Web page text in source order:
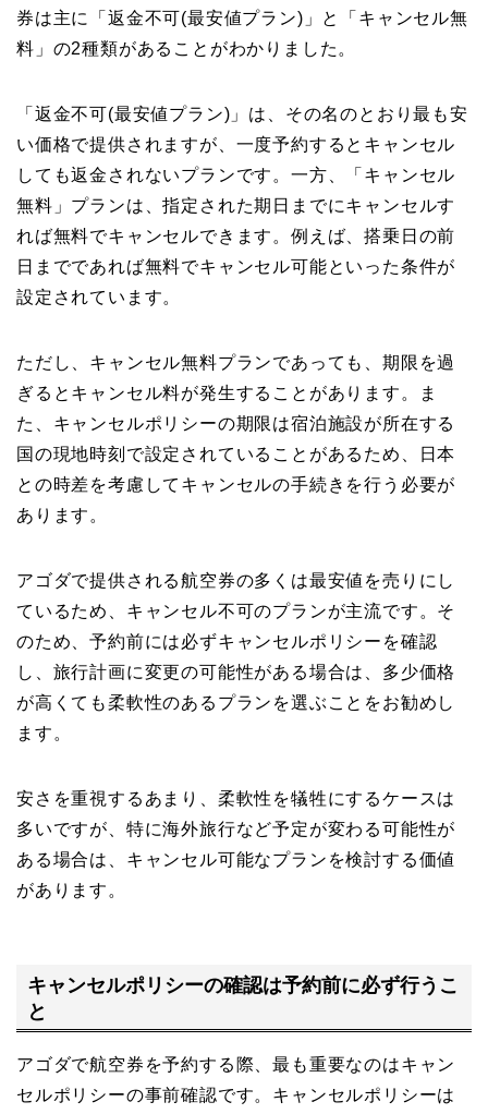
券は主に「返金不可(最安値プラン)」と「キャンセル無
料」の2種類があることがわかりました。
「返金不可(最安値プラン)」は、その名のとおり最も安
い価格で提供されますが、一度予約するとキャンセル
しても返金されないプランです。一方、「キャンセル
無料」プランは、指定された期日までにキャンセルす
れば無料でキャンセルできます。例えば、搭乗日の前
日までであれば無料でキャンセル可能といった条件が
設定されています。
ただし、キャンセル無料プランであっても、期限を過
ぎるとキャンセル料が発生することがあります。ま
た、キャンセルポリシーの期限は宿泊施設が所在する
国の現地時刻で設定されていることがあるため、日本
との時差を考慮してキャンセルの手続きを行う必要が
あります。
アゴダで提供される航空券の多くは最安値を売りにし
ているため、キャンセル不可のプランが主流です。そ
のため、予約前には必ずキャンセルポリシーを確認
し、旅行計画に変更の可能性がある場合は、多少価格
が高くても柔軟性のあるプランを選ぶことをお勧めし
ます。
安さを重視するあまり、柔軟性を犠牲にするケースは
多いですが、特に海外旅行など予定が変わる可能性が
ある場合は、キャンセル可能なプランを検討する価値
があります。
キャンセルポリシーの確認は予約前に必ず行うこ
と
アゴダで航空券を予約する際、最も重要なのはキャン
セルポリシーの事前確認です。キャンセルポリシーは